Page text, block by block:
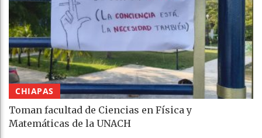
CHIAPAS
Toman facultad de Ciencias en Física y
Matemáticas de la UNACH